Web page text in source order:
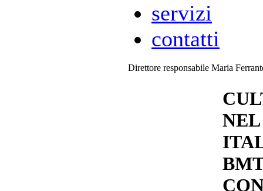
servizi
contatti
Direttore responsabile Maria